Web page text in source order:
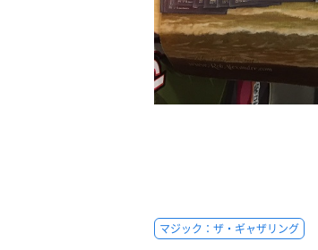
マジック：ザ・ギャザリング